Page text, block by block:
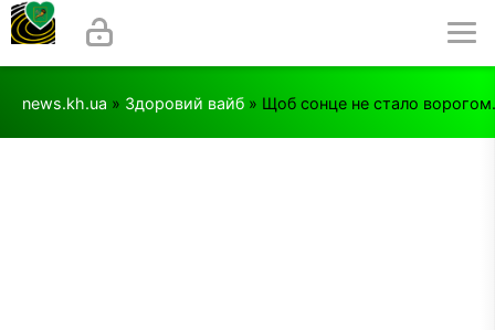
news.kh.ua » Здоровий вайб » Щоб сонце не стало